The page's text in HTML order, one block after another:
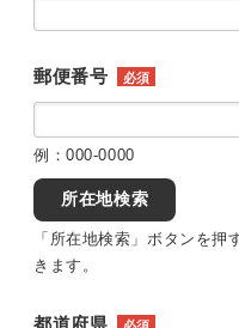
郵便番号 必須
例：000-0000
所在地検索
「所在地検索」ボタンを
きます。
都道府県